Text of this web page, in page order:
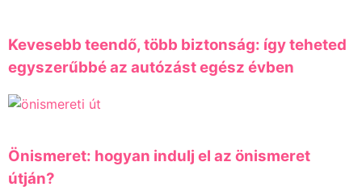
Kevesebb teendő, több biztonság: így teheted
egyszerűbbé az autózást egész évben
Önismeret: hogyan indulj el az önismeret
útján?